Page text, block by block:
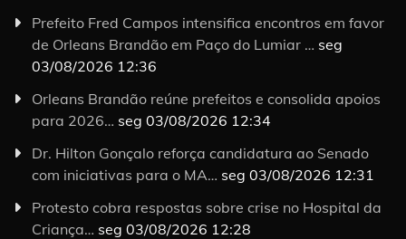
Prefeito Fred Campos intensifica encontros em favor
de Orleans Brandão em Paço do Lumiar … seg
03/08/2026 12:36
Orleans Brandão reúne prefeitos e consolida apoios
para 2026… seg 03/08/2026 12:34
Dr. Hilton Gonçalo reforça candidatura ao Senado
com iniciativas para o MA… seg 03/08/2026 12:31
Protesto cobra respostas sobre crise no Hospital da
Criança… seg 03/08/2026 12:28